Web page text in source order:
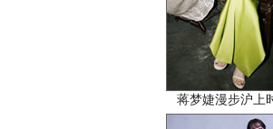
蒋梦婕漫步沪上